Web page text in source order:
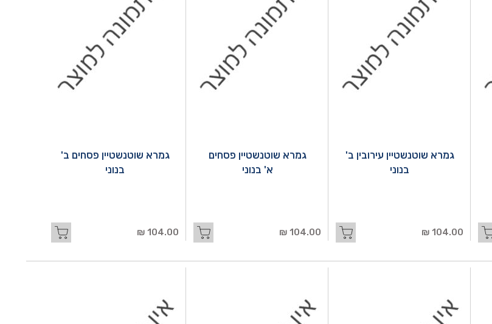
גמרא שוטנשטיין עירובין ב'
בנוני
104.00 ₪
גמרא שוטנשטיין פסחים
א' בנוני
104.00 ₪
גמרא שוטנשטיין פסחים ב'
בנוני
104.00 ₪